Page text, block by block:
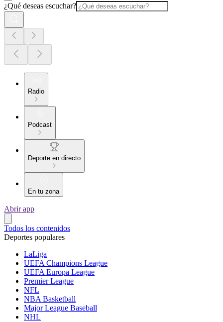
¿Qué deseas escuchar?
Radio
Podcast
Deporte en directo
En tu zona
Abrir app
Todos los contenidos
Deportes populares
LaLiga
UEFA Champions League
UEFA Europa League
Premier League
NFL
NBA Basketball
Major League Baseball
NHL